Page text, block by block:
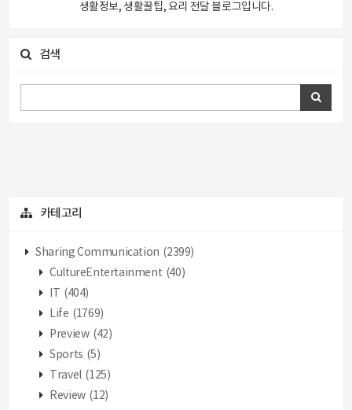
생활정보, 생활꿀팁, 요리 전달 블로그입니다.
검색
카테고리
Sharing Communication (2399)
CultureEntertainment (40)
(404)
Life (1769)
Preview (42)
Sports (5)
Travel (125)
Review (12)